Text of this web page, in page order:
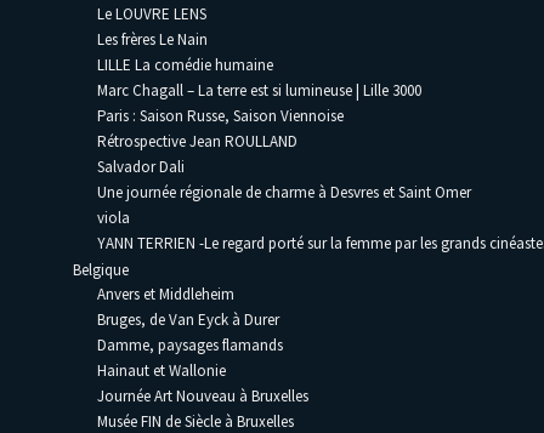
Le LOUVRE LENS
Les frères Le Nain
LILLE La comédie humaine
Marc Chagall – La terre est si lumineuse | Lille 3000
Paris : Saison Russe, Saison Viennoise
Rétrospective Jean ROULLAND
Salvador Dali
Une journée régionale de charme à Desvres et Saint Omer
viola
YANN TERRIEN -Le regard porté sur la femme par les grands
Belgique
Anvers et Middleheim
Bruges, de Van Eyck à Durer
Damme, paysages flamands
Hainaut et Wallonie
Journée Art Nouveau à Bruxelles
Musée FIN de Siècle à Bruxelles